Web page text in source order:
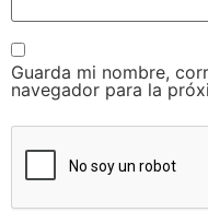
Guarda mi nombre,
navegador para la